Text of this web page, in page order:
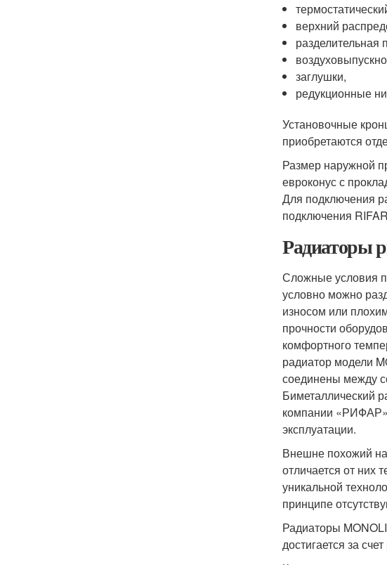
верхний
разделительная
заглушки,
редукционные
Установочные
приобретаются
Размер наружной
евроконус с
Для подключения
подключения
Радиаторы
Сложные условия
условно можно
износом или
прочности
комфортного
радиатор модели
соединены между
Биметаллический
компании «РИФАР»
эксплуатации.
Внешне похожий
отличается от них
уникальной
принципе
Радиаторы
достигается за